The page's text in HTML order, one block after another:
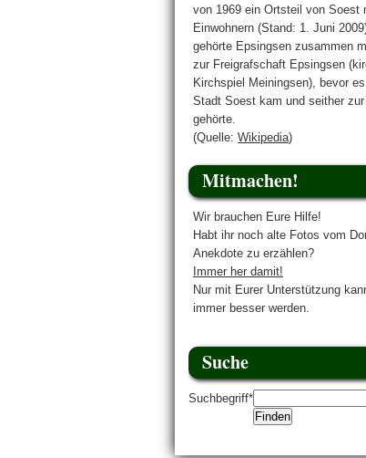
von 1969 ein Ortsteil von Soest
Einwohnern (Stand: 1. Juni
gehörte Epsingsen zusammen
zur Freigrafschaft Epsingsen
Kirchspiel Meiningsen), bevor
Stadt Soest kam und seither zur
gehörte.
(Quelle: Wikipedia)
Mitmachen!
Wir brauchen Eure Hilfe!
Habt ihr noch alte Fotos vom
Anekdote zu erzählen?
Immer her damit!
Nur mit Eurer Unterstützung
immer besser werden.
Suche
Suchbegriff*